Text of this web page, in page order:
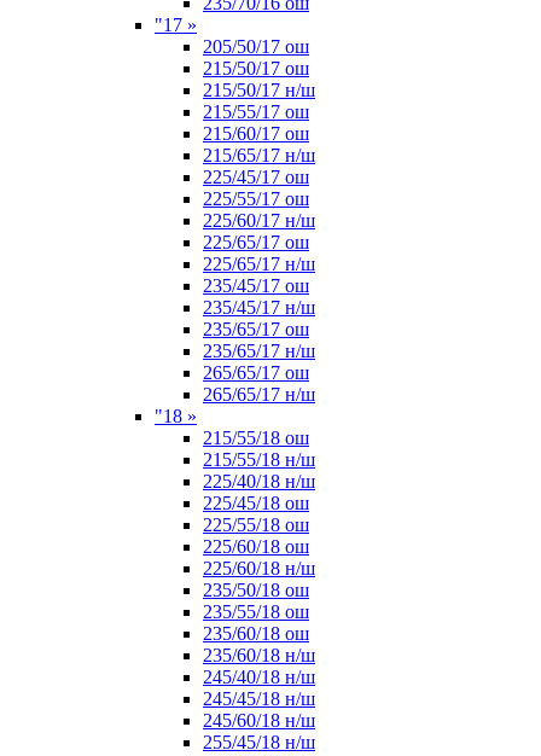
"17 »
205/50/17 ош
215/50/17 ош
215/50/17 н/ш
215/55/17 ош
215/60/17 ош
215/65/17 н/ш
225/45/17 ош
225/55/17 ош
225/60/17 н/ш
225/65/17 ош
225/65/17 н/ш
235/45/17 ош
235/45/17 н/ш
235/65/17 ош
235/65/17 н/ш
265/65/17 ош
265/65/17 н/ш
"18 »
215/55/18 ош
215/55/18 н/ш
225/40/18 н/ш
225/45/18 ош
225/55/18 ош
225/60/18 ош
225/60/18 н/ш
235/50/18 ош
235/55/18 ош
235/60/18 ош
235/60/18 н/ш
245/40/18 н/ш
245/45/18 н/ш
245/60/18 н/ш
255/45/18 н/ш